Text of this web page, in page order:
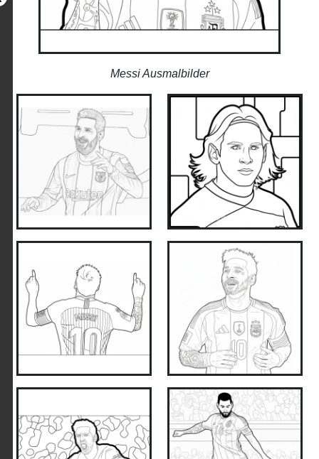
Messi Ausmalbilder